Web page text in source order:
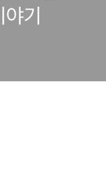
기